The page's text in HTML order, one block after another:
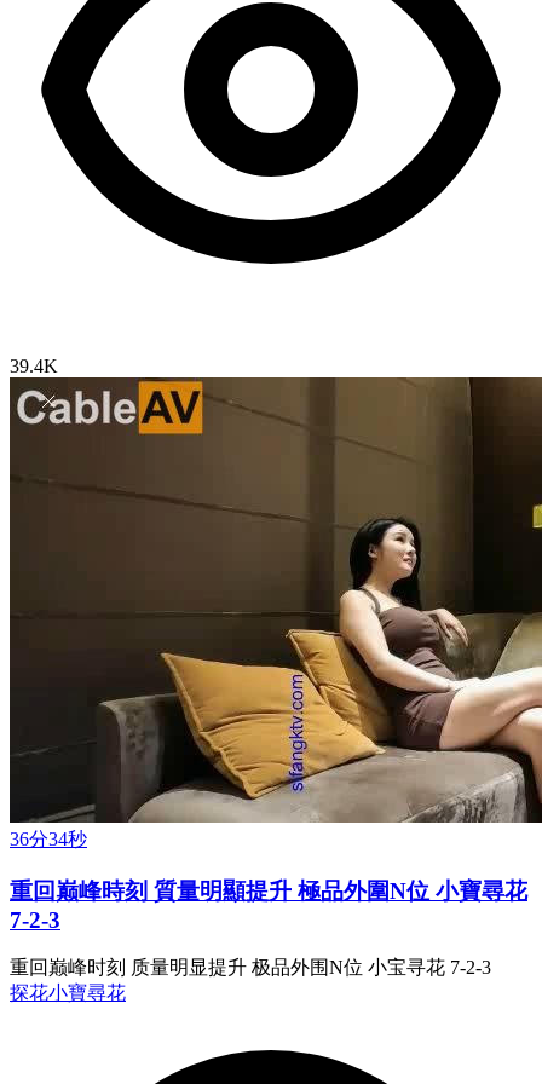
39.4K
36分34秒
重回巅峰時刻 質量明顯提升 極品外圍N位 小寶尋花
7-2-3
重回巅峰时刻 质量明显提升 极品外围N位 小宝寻花 7-2-3
探花小寶尋花